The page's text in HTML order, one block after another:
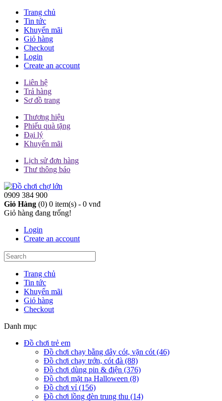
Trang chủ
Tin tức
Khuyến mãi
Giỏ hàng
Checkout
Login
Create an account
Liên hệ
Trả hàng
Sơ đồ trang
Thương hiệu
Phiếu quà tặng
Đại lý
Khuyến mãi
Lịch sử đơn hàng
Thư thông báo
0909 384 900
Giỏ Hàng (0) 0 item(s) - 0 vnđ
Giỏ hàng đang trống!
Login
Create an account
Trang chủ
Tin tức
Khuyến mãi
Giỏ hàng
Checkout
Danh mục
Đồ chơi trẻ em
Đồ chơi chạy bằng dây cót, vặn cót (46)
Đồ chơi chạy trớn, cót đà (88)
Đồ chơi dùng pin & điện (376)
Đồ chơi mặt nạ Halloween (8)
Đồ chơi vỉ (156)
Đồ chơi lồng đèn trung thu (14)